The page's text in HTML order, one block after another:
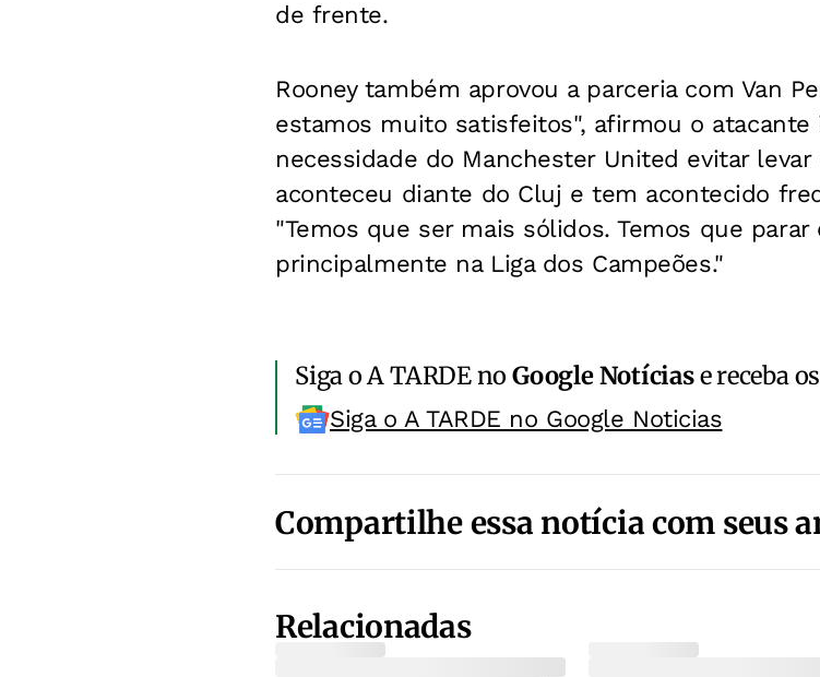
de frente.
Rooney também aprovou a parceria com Van
estamos muito satisfeitos", afirmou o
necessidade do Manchester United evitar
aconteceu diante do Cluj e tem acontecido
"Temos que ser mais sólidos. Temos que parar
principalmente na Liga dos Campeões."
Siga o A TARDE noGoogle Notíciase receba
Siga o A TARDE no Google Noticias
Compartilhe essa notícia com seus
Relacionadas